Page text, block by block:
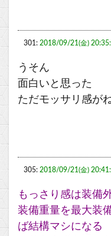
301: 2018/09/21(金)
うそん
面白いと思った
ただモッサリ感が
305: 2018/09/21(金)
もっさり感は装備
装備重量を最大装
ば結構マシになる